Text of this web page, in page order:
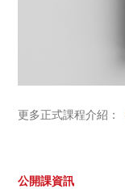
更多正式課程介紹：
公開課資訊